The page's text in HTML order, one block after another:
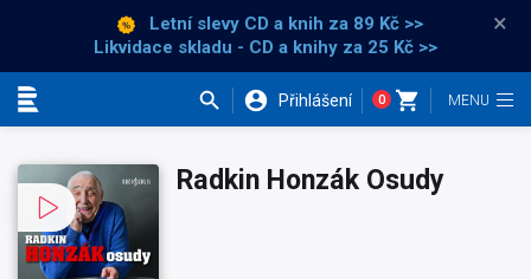
Letní slevy CD a knih za 89 Kč >>
Likvidace skladu - CD a knihy za 25 Kč >>
×
Přihlášení 0
Radkin Honzák Osudy